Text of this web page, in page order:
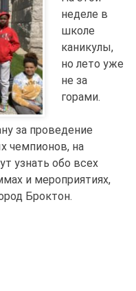
неделе в
школе
каникулы,
но лето уже
не за
горами.
за проведение
чемпионов, на
узнать обо всех
и мероприятиях,
Броктон.